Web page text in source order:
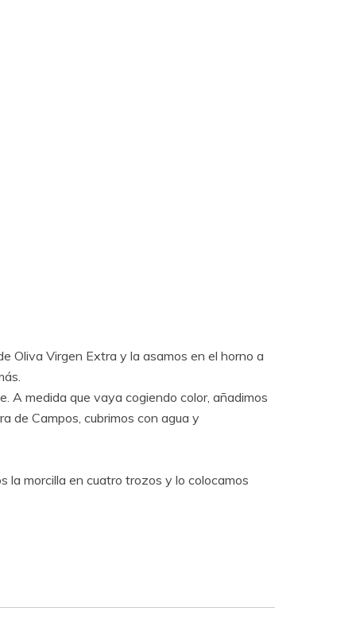
Oliva Virgen Extra y la asamos en el horno a
A medida que vaya cogiendo color, añadimos
de Campos, cubrimos con agua y
la morcilla en cuatro trozos y lo colocamos